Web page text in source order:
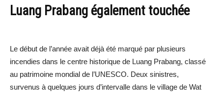
Luang Prabang également touchée
Le début de l’année avait déjà été marqué par plusieurs
incendies dans le centre historique de Luang Prabang, classé
au patrimoine mondial de l’UNESCO. Deux sinistres,
survenus à quelques jours d’intervalle dans le village de Wat